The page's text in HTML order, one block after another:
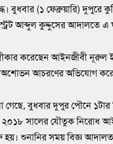
বুধবার (১ ফেব্রুয়ারি) দুপুরে
আব্দুল কুদ্দুসের আদালতে এ
করেছেন আইনজীবী নূরুল
অশোভন আচরণের অভিযোগ
গেছে, বুধবার দুপুর পৌনে
সালের যৌতুক নিরোধ
হয়। শুনানির সময় বিজ্ঞ